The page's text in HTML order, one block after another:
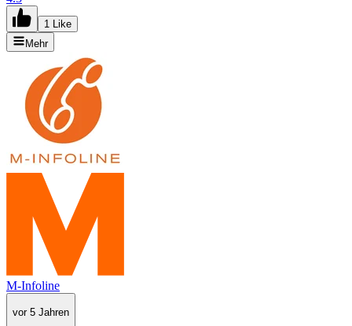
1 Like
Mehr
M-Infoline
vor 5 Jahren